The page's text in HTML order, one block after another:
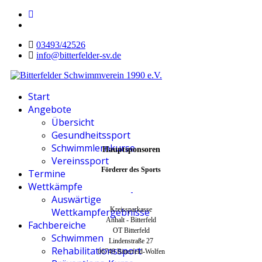
03493/42526
info@bitterfelder-sv.de
Start
Angebote
Übersicht
Gesundheitssport
Schwimmlernkurse
Vereinssport
Termine
Wettkämpfe
Auswärtige
Wettkampfergebnisse
Fachbereiche
Schwimmen
Rehabilitationssport
Hauptsponsoren
Förderer des Sports
Kreissparkasse
Anhalt - Bitterfeld
OT Bitterfeld
Lindenstraße 27
06749 Bitterfeld-Wolfen